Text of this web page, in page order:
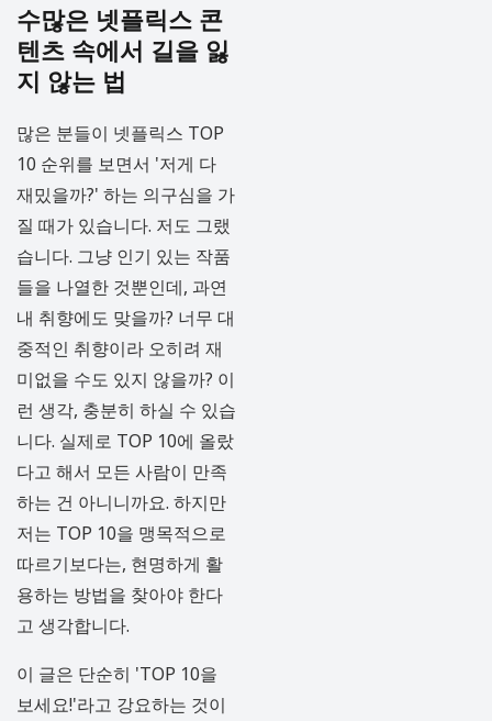
수많은 넷플릭스 콘
텐츠 속에서 길을 잃
지 않는 법
많은 분들이 넷플릭스 TOP
10 순위를 보면서 '저게 다
재밌을까?' 하는 의구심을 가
질 때가 있습니다. 저도 그랬
습니다. 그냥 인기 있는 작품
들을 나열한 것뿐인데, 과연
내 취향에도 맞을까? 너무 대
중적인 취향이라 오히려 재
미없을 수도 있지 않을까? 이
런 생각, 충분히 하실 수 있습
니다. 실제로 TOP 10에 올랐
다고 해서 모든 사람이 만족
하는 건 아니니까요. 하지만
저는 TOP 10을 맹목적으로
따르기보다는, 현명하게 활
용하는 방법을 찾아야 한다
고 생각합니다.
이 글은 단순히 'TOP 10을
보세요!'라고 강요하는 것이